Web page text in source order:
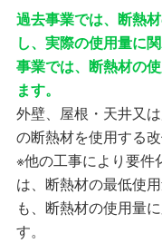
過去事業では、断熱
し、実際の使用量に
事業では、断熱材の
ます。
外壁、屋根・天井又
の断熱材を使用する
※他の工事により要件
は、断熱材の最低使
も、断熱材の使用量
す。